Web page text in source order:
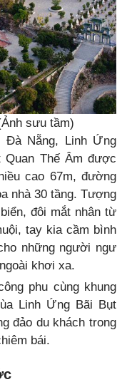
sưu tầm)
Đà Nẵng, Linh Ứng
Thế Âm được
cao 67m, đường
nhà 30 tầng. Tượng
đôi mắt nhân từ
tay kia cầm bình
những người ngư
khơi xa.
phu cùng khung
Linh Ứng Bãi Bụt
đảo du khách trong
bái.